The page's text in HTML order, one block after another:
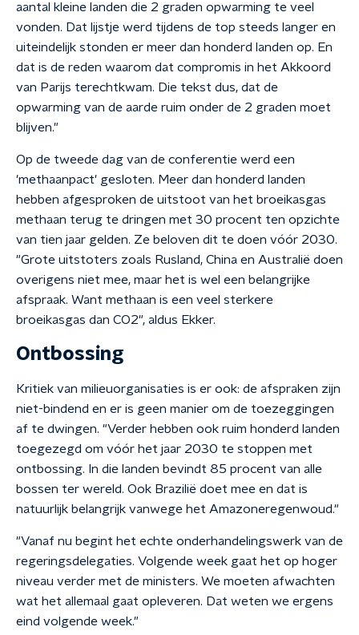
aantal kleine landen die 2 graden opwarming te veel
vonden. Dat lijstje werd tijdens de top steeds langer en
uiteindelijk stonden er meer dan honderd landen op. En
dat is de reden waarom dat compromis in het Akkoord
van Parijs terechtkwam. Die tekst dus, dat de
opwarming van de aarde ruim onder de 2 graden moet
blijven."
Op de tweede dag van de conferentie werd een
'methaanpact' gesloten. Meer dan honderd landen
hebben afgesproken de uitstoot van het broeikasgas
methaan terug te dringen met 30 procent ten opzichte
van tien jaar gelden. Ze beloven dit te doen vóór 2030.
"Grote uitstoters zoals Rusland, China en Australië doen
overigens niet mee, maar het is wel een belangrijke
afspraak. Want methaan is een veel sterkere
broeikasgas dan CO2", aldus Ekker.
Ontbossing
Kritiek van milieuorganisaties is er ook: de afspraken zijn
niet-bindend en er is geen manier om de toezeggingen
af te dwingen. "Verder hebben ook ruim honderd landen
toegezegd om vóór het jaar 2030 te stoppen met
ontbossing. In die landen bevindt 85 procent van alle
bossen ter wereld. Ook Brazilië doet mee en dat is
natuurlijk belangrijk vanwege het Amazoneregenwoud."
"Vanaf nu begint het echte onderhandelingswerk van de
regeringsdelegaties. Volgende week gaat het op hoger
niveau verder met de ministers. We moeten afwachten
wat het allemaal gaat opleveren. Dat weten we ergens
eind volgende week."